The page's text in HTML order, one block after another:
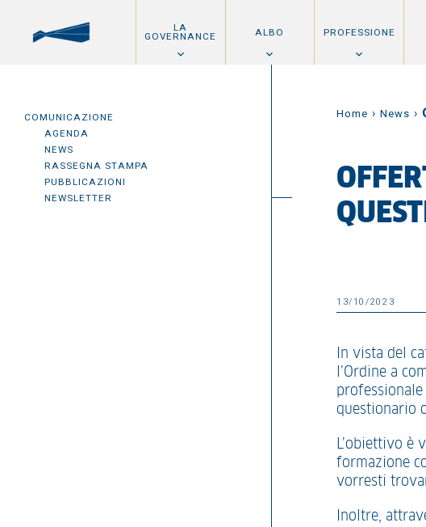
LA
GOVERNANCE ALBO PROFESSIONE
COMUNICAZIONE
AGENDA
NEWS
RASSEGNA STAMPA
PUBBLICAZIONI
NEWSLETTER
Home › News ›
13/10/2023
In vista del
l’Ordine a
questionario
L’obiettivo è
formazione
vorresti
Inoltre,